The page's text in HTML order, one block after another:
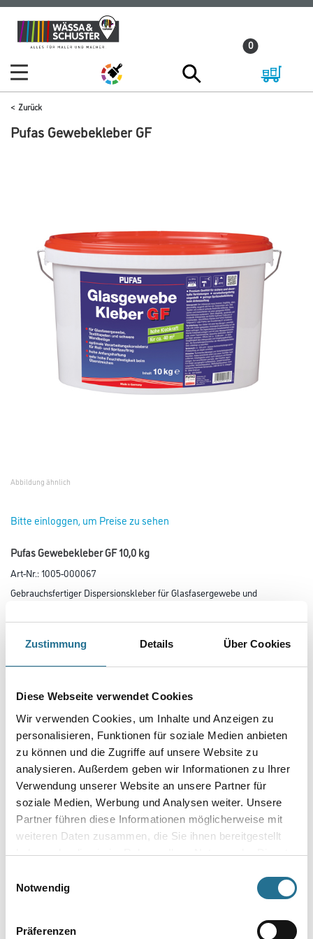
Zustimmung Details Über Cookies
Diese Webseite verwendet Cookies
Wir verwenden Cookies, um Inhalte und Anzeigen zu
personalisieren, Funktionen für soziale Medien anbieten
zu können und die Zugriffe auf unsere Website zu
analysieren. Außerdem geben wir Informationen zu Ihrer
Verwendung unserer Website an unsere Partner für
soziale Medien, Werbung und Analysen weiter. Unsere
Partner führen diese Informationen möglicherweise mit
weiteren Daten zusammen, die Sie ihnen bereitgestellt
haben oder die sie im Rahmen Ihrer Nutzung der Dienste
Notwendig
Präferenzen
Zum
Inhalt
Zum
Navigationsmenü
0
Zurück
Pufas Gewebekleber GF
Abbildung ähnlich
Bitte einloggen, um Preise zu sehen
Pufas Gewebekleber GF 10,0 kg
Art-Nr.:1005-000067
Gebrauchsfertiger Dispersionskleber für Glasfasergewebe und
Gebinde
Umrechnungsfaktoren
PRODUKTEIGENSCHAFTEN